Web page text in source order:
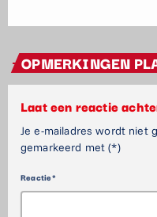
OPMERKINGEN
Laat een reactie
Je e-mailadres wordt niet
gemarkeerd met (*)
Reactie*